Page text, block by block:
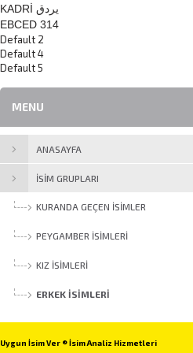
KADRİ يردق
EBCED 314
Default 2
Default 4
Default 5
MENU
ANASAYFA
İSİM GRUPLARI
KURANDA GEÇEN İSIMLER
PEYGAMBER İSIMLERI
KIZ İSIMLERI
ERKEK İSIMLERI
Uygun İsim Ver ® İsim Analiz Hizmetleri